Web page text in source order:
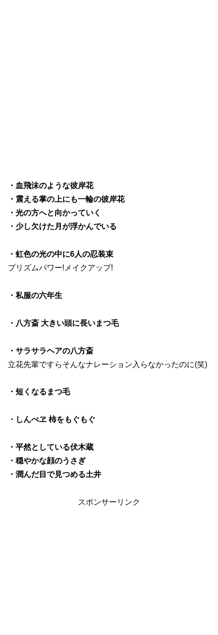
・血飛沫のような彼岸花
・震える掌の上にも一輪の彼岸花
・光の方へと向かっていく
・少し欠けた月が浮かんでいる
・虹色の光の中に6人の忍装束
プリズムパワー!メイクアップ!
・私服の六年生
・八方斎 大きい頭に長いまつ毛
・サラサラヘアの八方斎
立花先輩ですらそんなナレーション入らなかったのに(笑)
・短くなるまつ毛
・しんべヱ 柿をもぐもぐ
・平然としている伏木蔵
・穏やかな顔のうさぎ
・潤んだ目で見つめる土井
スポンサーリンク